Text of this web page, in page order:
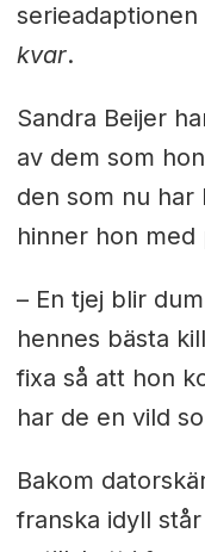
kvar.
Sandra Beijer
av dem som
den som nu har
hinner hon
– En tjej blir
hennes bästa
fixa så att hon
har de en vild
Bakom
franska idyll